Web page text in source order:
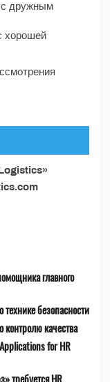
с дружным
хорошей
главного
безопасности
контролю качества
for HR
требуется HR